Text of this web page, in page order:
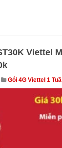
Viettel
Gói 4G Viettel 1